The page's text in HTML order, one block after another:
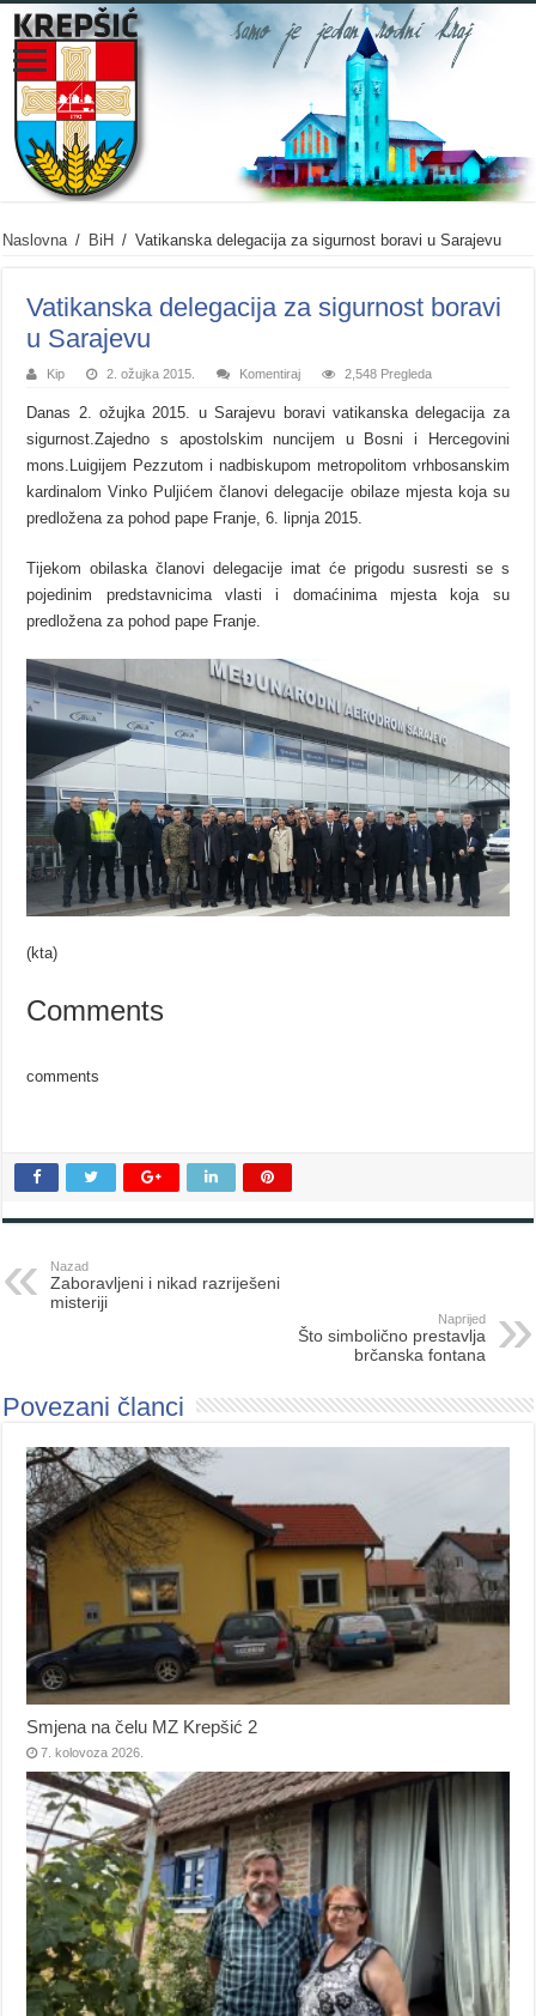
Naslovna / BiH / Vatikanska delegacija za sigurnost boravi u Sarajevu
Vatikanska delegacija za sigurnost boravi
u Sarajevu
Kip 2. ožujka 2015. Komentiraj 2,548 Pregleda
Danas 2. ožujka 2015. u Sarajevu boravi vatikanska delegacija za
sigurnost.Zajedno s apostolskim nuncijem u Bosni i Hercegovini
mons.Luigijem Pezzutom i nadbiskupom metropolitom vrhbosanskim
kardinalom Vinko Puljićem članovi delegacije obilaze mjesta koja su
predložena za pohod pape Franje, 6. lipnja 2015.
Tijekom obilaska članovi delegacije imat će prigodu susresti se s
pojedinim predstavnicima vlasti i domaćinima mjesta koja su
predložena za pohod pape Franje.
(kta)
Comments
comments
Nazad
Zaboravljeni i nikad razriješeni
misteriji
Naprijed
Što simbolično prestavlja
brčanska fontana
Povezani članci
Smjena na čelu MZ Krepšić 2
7. kolovoza 2026.